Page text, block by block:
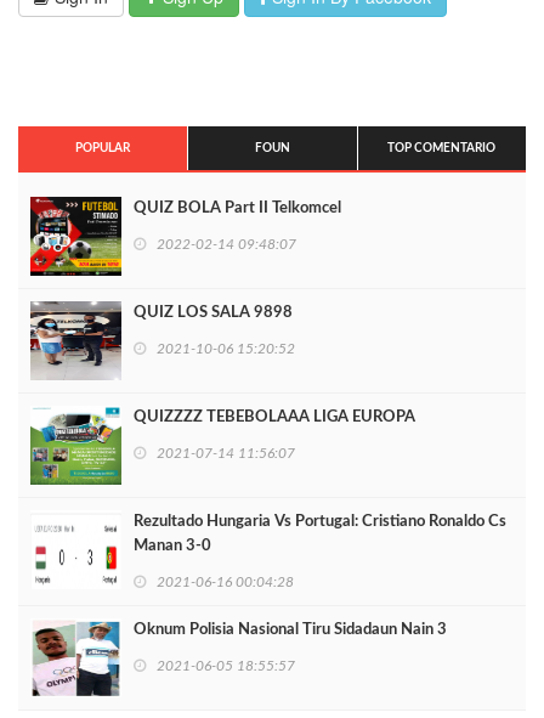
POPULAR FOUN TOP COMENTARIO
QUIZ BOLA Part II Telkomcel
2022-02-14 09:48:07
QUIZ LOS SALA 9898
2021-10-06 15:20:52
QUIZZZZ TEBEBOLAAA LIGA EUROPA
2021-07-14 11:56:07
Rezultado Hungaria Vs Portugal: Cristiano Ronaldo Cs
Manan 3-0
2021-06-16 00:04:28
Oknum Polisia Nasional Tiru Sidadaun Nain 3
2021-06-05 18:55:57